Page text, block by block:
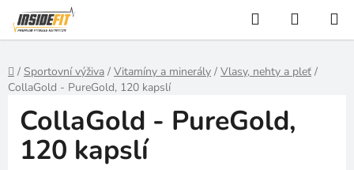
Přejít
na
obsah
Hledat
KOŠÍK
Domů
/ Sportovní výživa / Vitamíny a minerály / Vlasy, nehty a pleť /
CollaGold - PureGold, 120 kapslí
CollaGold - PureGold,
120 kapslí